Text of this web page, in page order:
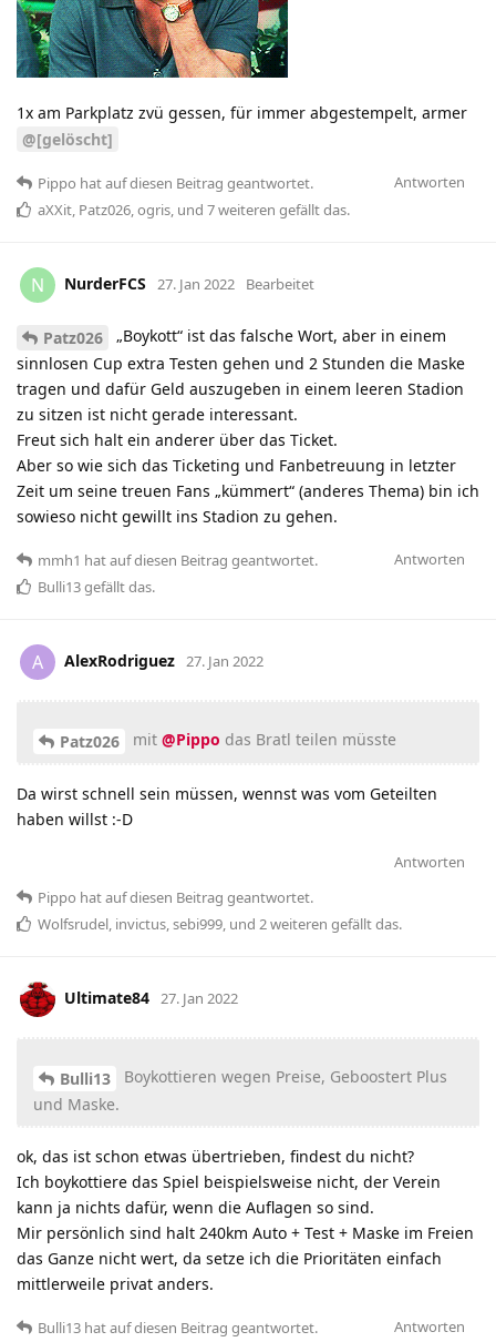
1x am Parkplatz zvü gessen, für immer abgestempelt, armer
@[gelöscht]
Antworten
Pippo hatauf diesen Beitrag geantwortet.
aXXit, Patz026,ogris, und 7weiteren gefällt das.
N NurderFCS 27. Jan 2022 Bearbeitet
Patz026
„Boykott“ ist das falsche Wort, aber in einem
sinnlosen Cup extra Testen gehen und 2 Stunden die Maske
tragen und dafür Geld auszugeben in einem leeren Stadion
zu sitzen ist nicht gerade interessant.
Freut sich halt ein anderer über das Ticket.
Aber so wie sich das Ticketing und Fanbetreuung in letzter
Zeit um seine treuen Fans „kümmert“ (anderes Thema) bin ich
sowieso nicht gewillt ins Stadion zu gehen.
Antworten
mmh1 hatauf diesen Beitrag geantwortet.
Bulli13gefällt das.
A AlexRodriguez 27. Jan 2022
Patz026 mit @Pippo das Bratl teilen müsste
Da wirst schnell sein müssen, wennst was vom Geteilten
haben willst :-D
Antworten
Pippo hatauf diesen Beitrag geantwortet.
Wolfsrudel, invictus,sebi999, und 2weiteren gefällt das.
Ultimate84 27. Jan 2022
Bulli13
Boykottieren wegen Preise, Geboostert Plus
und Maske.
ok, das ist schon etwas übertrieben, findest du nicht?
Ich boykottiere das Spiel beispielsweise nicht, der Verein
kann ja nichts dafür, wenn die Auflagen so sind.
Mir persönlich sind halt 240km Auto + Test + Maske im Freien
das Ganze nicht wert, da setze ich die Prioritäten einfach
mittlerweile privat anders.
Antworten
Bulli13 hatauf diesen Beitrag geantwortet.